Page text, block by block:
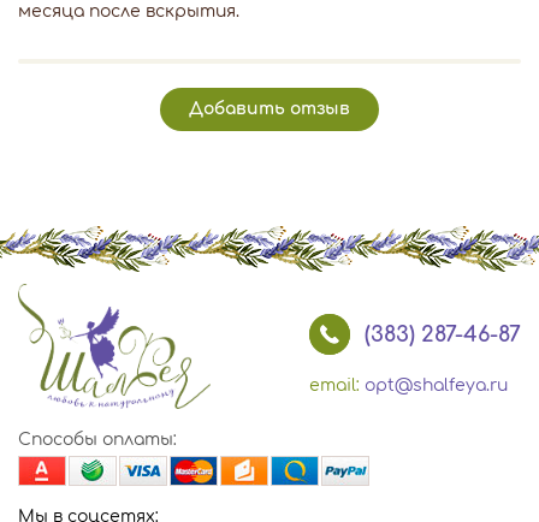
месяца после вскрытия.
Добавить отзыв
(383) 287-46-87
email: opt@shalfeya.ru
Способы оплаты:
Мы в соцсетях: